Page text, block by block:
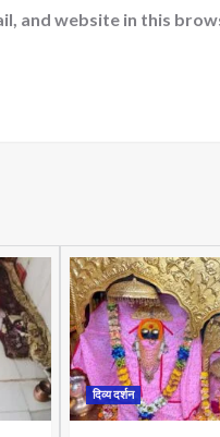
and website in this
दिव्य दर्शन